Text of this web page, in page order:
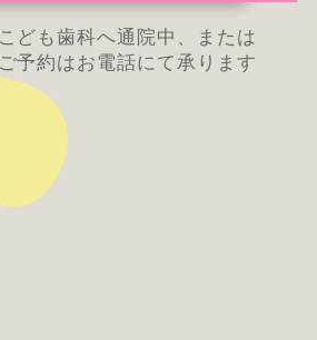
ども歯科へ通院中、または
予約はお電話にて承ります